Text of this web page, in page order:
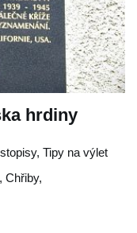
hrdiny
Tipy na výlet
, Chřiby,